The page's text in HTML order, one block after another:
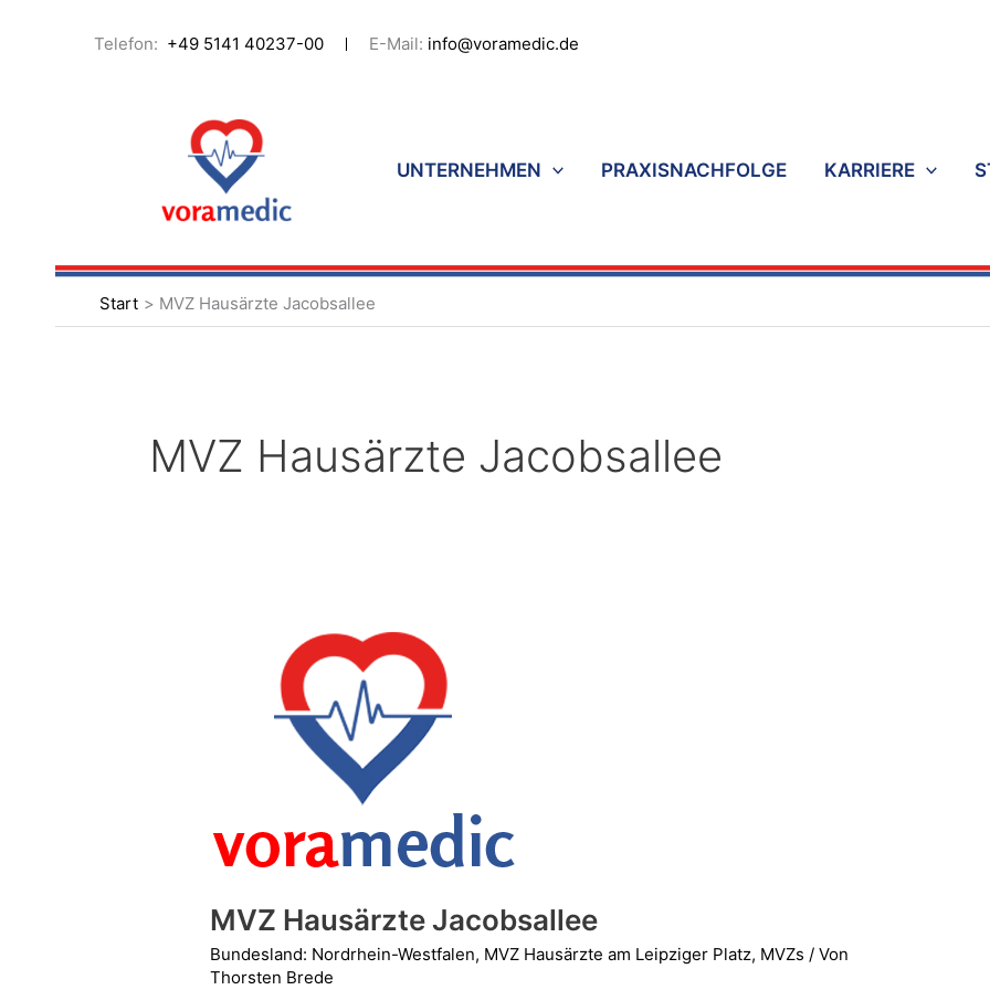
InhaltTelefon: +49 5141 40237-00 E-Mail: info@voramedic.de
UNTERNEHMEN PRAXISNACHFOLGE KARRIERE
Start MVZ Hausärzte Jacobsallee
MVZ Hausärzte Jacobsallee
MVZ Hausärzte Jacobsallee
Bundesland: Nordrhein-Westfalen, MVZ Hausärzte am Leipziger Platz, MVZs / Von
Thorsten Brede
Jacobsallee